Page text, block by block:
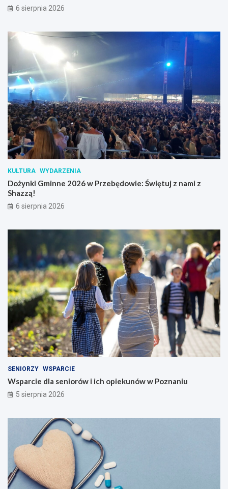
6 sierpnia 2026
KULTURA WYDARZENIA
Dożynki Gminne 2026 w Przebędowie: Świętuj z nami z
Shazzą!
6 sierpnia 2026
SENIORZY WSPARCIE
Wsparcie dla seniorów i ich opiekunów w Poznaniu
5 sierpnia 2026